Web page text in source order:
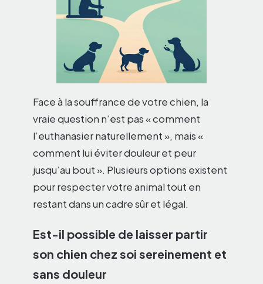
Face à la souffrance de votre chien, la
vraie question n’est pas « comment
l’euthanasier naturellement », mais «
comment lui éviter douleur et peur
jusqu’au bout ». Plusieurs options existent
pour respecter votre animal tout en
restant dans un cadre sûr et légal.
Est-il possible de laisser partir
son chien chez soi sereinement et
sans douleur